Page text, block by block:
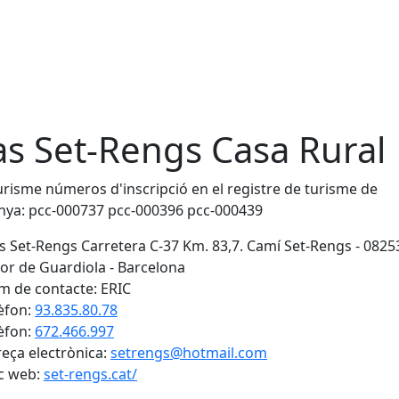
Set-Rengs Casa Rural
números d'inscripció en el registre de turisme de
pcc-000737 pcc-000396 pcc-000439
Set-Rengs Carretera C-37 Km. 83,7. Camí Set-Rengs -
de Guardiola - Barcelona
de contacte: ERIC
93.835.80.78
672.466.997
electrònica: setrengs@hotmail.com
web: set-rengs.cat/